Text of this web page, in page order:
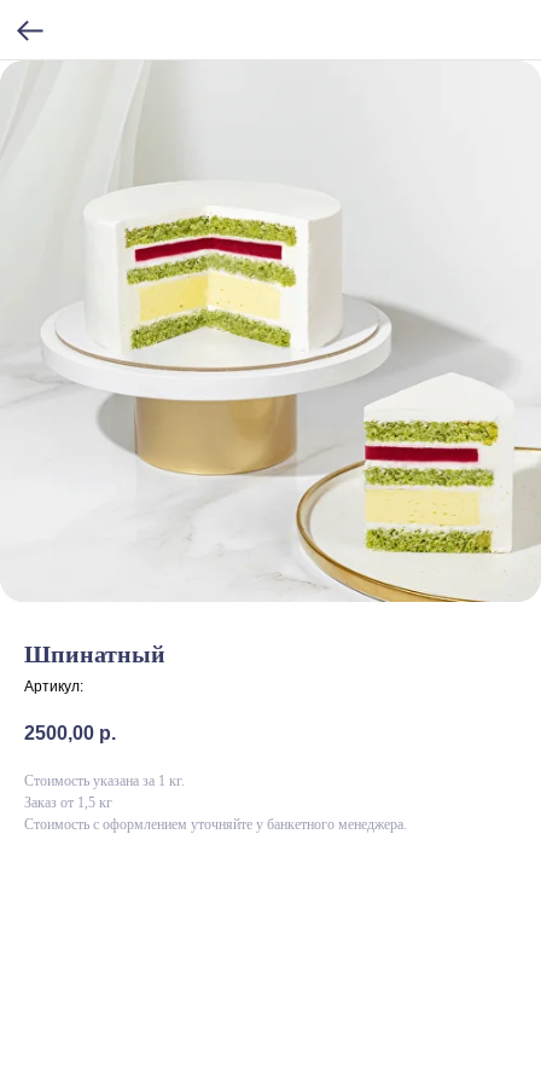
Шпинатный
Артикул:
2500,00 р.
Стоимость указана за 1 кг.
Заказ от 1,5 кг
Стоимость с оформлением уточняйте у банкетного менеджера.